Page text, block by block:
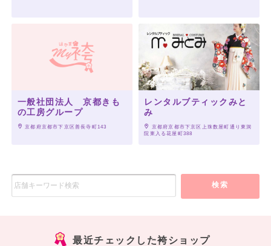
一般社団法人 京都きも
の工房グループ
京都府京都市下京区善長寺町143
レンタルブティックみと
み
京都府京都市下京区上珠数屋町通り東洞
院東入る花屋町388
検索
最近チェックした袴ショップ